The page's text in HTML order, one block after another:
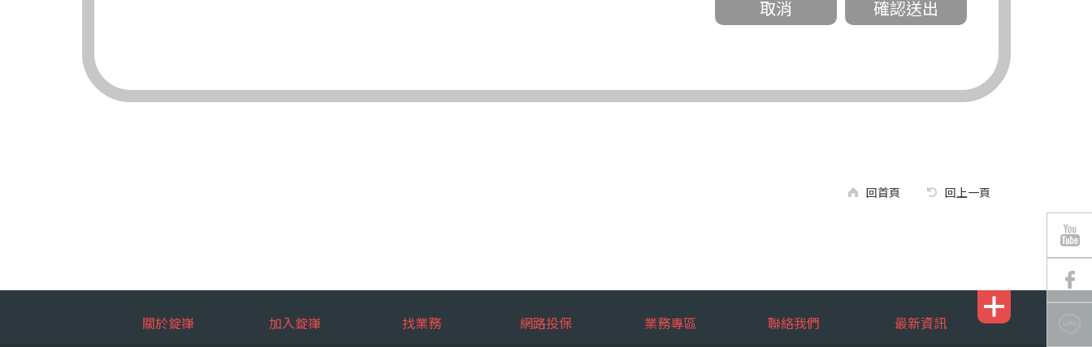
如：台端得自由選擇提供個人資料，惟如不提供或提供不完整時，基於蒐集目的業務之執行，錠嵂公司將有可能延後、提供未完整或
回首頁 回上一頁
關於錠嵂 加入錠嵂 找業務 網路投保 業務專區 聯絡我們 最新資訊